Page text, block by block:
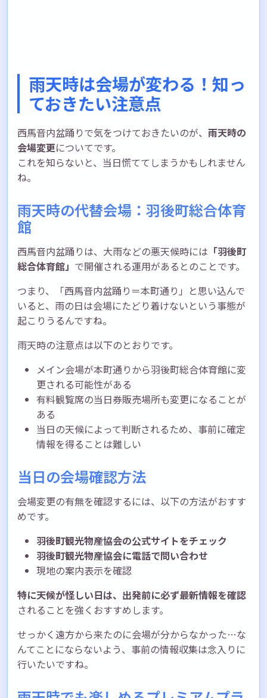
雨天時は会場が変わる！知っ
ておきたい注意点
西馬音内盆踊りで気をつけておきたいのが、 雨天時の
会場変更についてです。
これを知らないと、当日慌ててしまうかもしれません
ね。
雨天時の代替会場：羽後町総合体育
館
西馬音内盆踊りは、大雨などの悪天候時には 「羽後町
総合体育館」 で開催される運用があるとのことです。
つまり、「西馬音内盆踊り＝本町通り」と思い込んで
いると、雨の日は会場にたどり着けないという事態が
起こりうるんですね。
雨天時の注意点は以下のとおりです。
メイン会場が本町通りから羽後町総合体育館に変
更される可能性がある
有料観覧席の当日券販売場所も変更になることが
ある
当日の天候によって判断されるため、事前に確定
情報を得ることは難しい
当日の会場確認方法
会場変更の有無を確認するには、以下の方法がおすす
めです。
羽後町観光物産協会の公式サイトをチェック
羽後町観光物産協会に電話で問い合わせ
現地の案内表示を確認
特に天候が怪しい日は、出発前に必ず最新情報を確認
されることを強くおすすめします。
せっかく遠方から来たのに会場が分からなかった…な
んてことにならないよう、事前の情報収集は念入りに
行いたいですね。